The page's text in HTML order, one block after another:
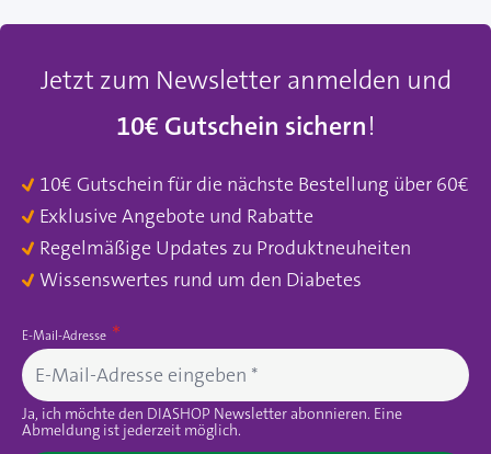
Jetzt zum Newsletter anmelden und
10€ Gutschein sichern!
10€ Gutschein für die nächste Bestellung über 60€
Exklusive Angebote und Rabatte
Regelmäßige Updates zu Produktneuheiten
Wissenswertes rund um den Diabetes
E-Mail-Adresse
Ja, ich möchte den DIASHOP Newsletter abonnieren. Eine
Abmeldung ist jederzeit möglich.